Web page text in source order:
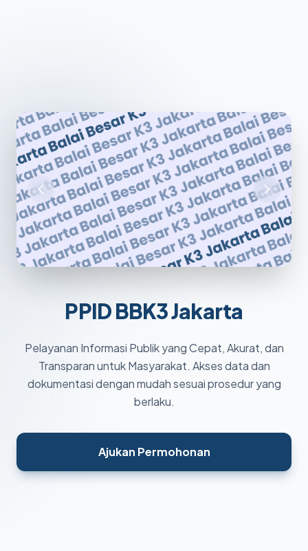
PPID BBK3 Jakarta
Pelayanan Informasi Publik yang Cepat, Akurat, dan
Transparan untuk Masyarakat. Akses data dan
dokumentasi dengan mudah sesuai prosedur yang
berlaku.
Ajukan Permohonan